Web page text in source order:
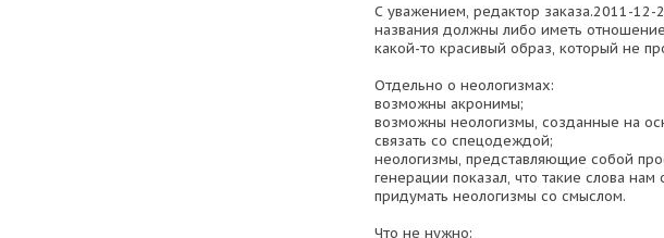
С уважением, редактор заказа.2011-
названия должны либо иметь
какой-то красивый образ, который не
Отдельно о неологизмах:
возможны акронимы;
возможны неологизмы, созданные на
связать со спецодеждой;
неологизмы, представляющие собой
генерации показал, что такие слова
придумать неологизмы со смыслом.
Что не нужно: